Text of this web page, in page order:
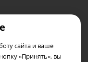
сайта и ваше
«Принять», вы